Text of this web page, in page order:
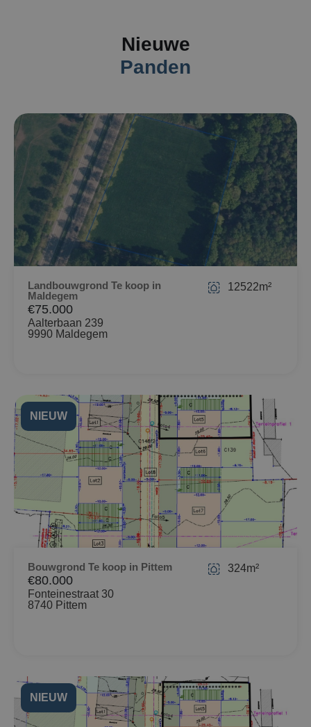
Nieuwe
Panden
Landbouwgrond Te koop in
Maldegem
€75.000
Aalterbaan 239
9990 Maldegem
12522m²
NIEUW
Bouwgrond Te koop in Pittem
€80.000
Fonteinestraat 30
8740 Pittem
324m²
NIEUW